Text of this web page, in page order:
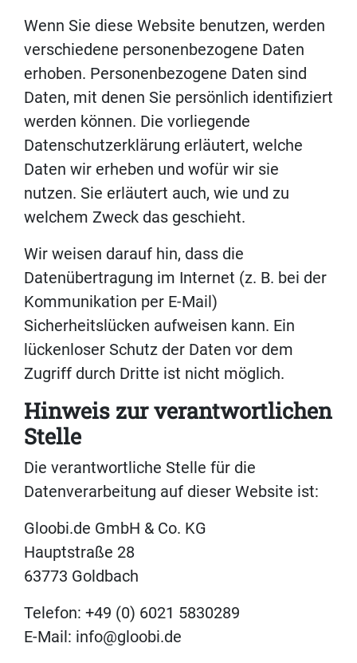
Wenn Sie diese Website benutzen, werden
verschiedene personenbezogene Daten
erhoben. Personenbezogene Daten sind
Daten, mit denen Sie persönlich identifiziert
werden können. Die vorliegende
Datenschutzerklärung erläutert, welche
Daten wir erheben und wofür wir sie
nutzen. Sie erläutert auch, wie und zu
welchem Zweck das geschieht.
Wir weisen darauf hin, dass die
Datenübertragung im Internet (z. B. bei der
Kommunikation per E-Mail)
Sicherheitslücken aufweisen kann. Ein
lückenloser Schutz der Daten vor dem
Zugriff durch Dritte ist nicht möglich.
Hinweis zur verantwortlichen
Stelle
Die verantwortliche Stelle für die
Datenverarbeitung auf dieser Website ist:
Gloobi.de GmbH & Co. KG
Hauptstraße 28
63773 Goldbach
Telefon: +49 (0) 6021 5830289
E-Mail: info@gloobi.de